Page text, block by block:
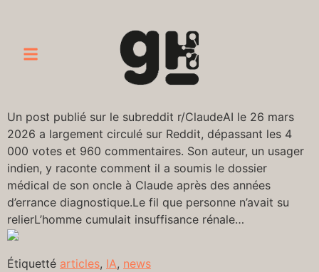
Un post publié sur le subreddit r/ClaudeAI le 26 mars
2026 a largement circulé sur Reddit, dépassant les 4
000 votes et 960 commentaires. Son auteur, un usager
indien, y raconte comment il a soumis le dossier
médical de son oncle à Claude après des années
d’errance diagnostique.Le fil que personne n’avait su
relierL’homme cumulait insuffisance rénale…
Étiquetté articles, IA, news